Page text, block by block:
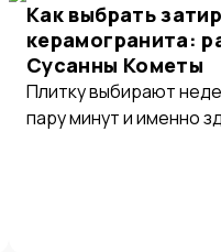
Как выбрать
керамогранита:
Сусанны Кометы
Плитку выбирают
пару минут и именно